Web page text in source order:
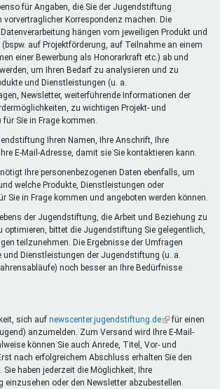
für Angaben, die Sie der Jugendstiftung
vorvertraglicher Korrespondenz machen. Die
hängen vom jeweiligen Produkt und
auf Projektförderung, auf Teilnahme an einem
einer Bewerbung als Honorarkraft etc.) ab und
um Ihren Bedarf zu analysieren und zu
und Dienstleistungen (u. a.
Newsletter, weiterführende Informationen der
zu wichtigen Projekt- und
Sie in Frage kommen.
Ihren Namen, Ihre Anschrift, Ihre
E-Mail-Adresse, damit sie Sie kontaktieren kann.
Ihre personenbezogenen Daten ebenfalls, um
welche Produkte, Dienstleistungen oder
Sie in Frage kommen und angeboten werden können.
der Jugendstiftung, die Arbeit und Beziehung zu
optimieren, bittet die Jugendstiftung Sie gelegentlich,
teilzunehmen. Die Ergebnisse der Umfragen
und Dienstleistungen der Jugendstiftung (u. a.
noch besser an Ihre Bedürfnisse
sich auf newscenter.jugendstiftung.de(Link
ist
extern)
für einen
anzumelden. Zum Versand wird Ihre E-Mail-
können Sie auch Anrede, Titel, Vor- und
nach erfolgreichem Abschluss erhalten Sie den
haben jederzeit die Möglichkeit, Ihre
oder den Newsletter abzubestellen.